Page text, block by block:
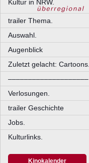
Kultur in NRW.
trailer Thema.
Auswahl.
Augenblick
Zuletzt gelacht: Cartoons.
––––––––––––––––––––
Verlosungen.
trailer Geschichte
Jobs.
Kulturlinks.
Kinokalender